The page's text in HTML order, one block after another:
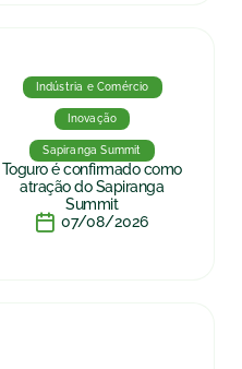
Indústria e Comércio
Inovação
Sapiranga Summit
Toguro é confirmado como
atração do Sapiranga
Summit
07/08/2026